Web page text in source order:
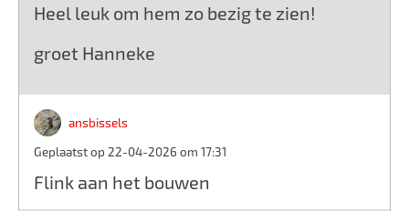
Heel leuk om hem zo bezig te zien!
groet Hanneke
ansbissels
Geplaatst op 22-04-2026 om 17:31
Flink aan het bouwen